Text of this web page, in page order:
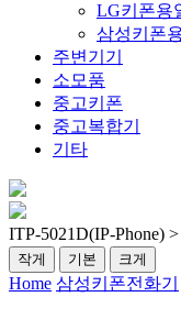
LG키폰용
삼성키폰
주변기기
소모품
중고키폰
중고복합기
기타
ITP-5021D(IP-Phone)
작게 기본 크게
Home 삼성키폰전화기